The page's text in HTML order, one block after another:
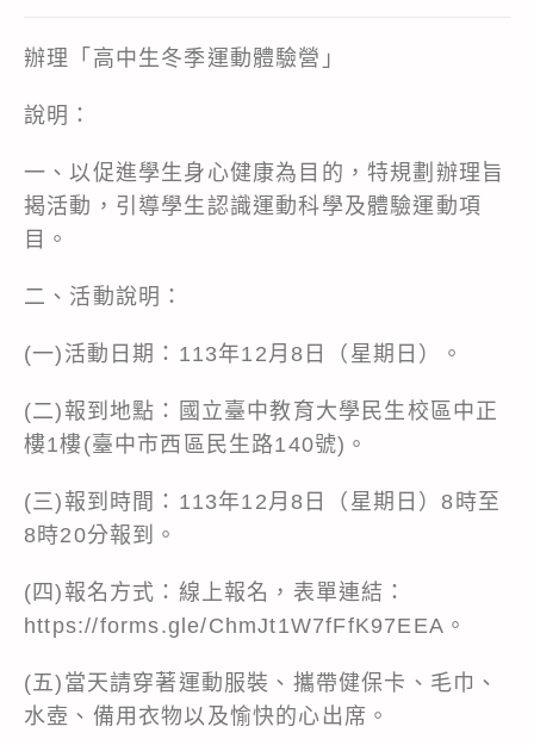
辦理「高中生冬季運動體驗營」
說明：
一、以促進學生身心健康為目的，特規劃辦理旨
揭活動，引導學生認識運動科學及體驗運動項
目。
二、活動說明：
(一)活動日期：113年12月8日（星期日）。
(二)報到地點：國立臺中教育大學民生校區中正
樓1樓(臺中市西區民生路140號)。
(三)報到時間：113年12月8日（星期日）8時至
8時20分報到。
(四)報名方式：線上報名，表單連結：
https://forms.gle/ChmJt1W7fFfK97EEA。
(五)當天請穿著運動服裝、攜帶健保卡、毛巾、
水壺、備用衣物以及愉快的心出席。